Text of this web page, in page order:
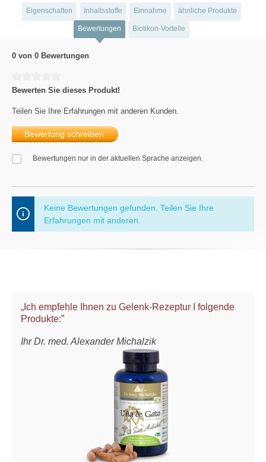
Eigenschaften Inhaltsstoffe Einnahme ähnliche Produkte
Bewertungen Biotikon-Vorteile
0 von 0 Bewertungen
Bewerten Sie dieses Produkt!
Teilen Sie Ihre Erfahrungen mit anderen Kunden.
Bewertung schreiben
Bewertungen nur in der aktuellen Sprache anzeigen.
Keine Bewertungen gefunden. Teilen Sie Ihre
Erfahrungen mit anderen.
„Ich empfehle Ihnen zu Gelenk-Rezeptur I folgende
Produkte:”
Ihr Dr. med. Alexander Michalzik